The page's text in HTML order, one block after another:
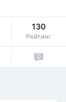
130
Рейтинг